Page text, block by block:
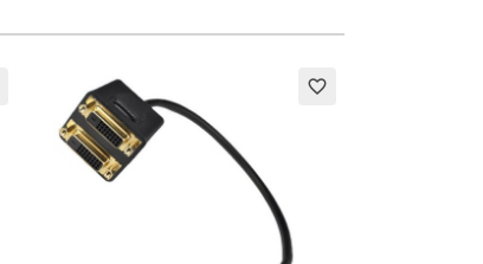
favorite_border